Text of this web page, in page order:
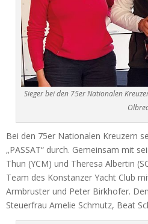
Sieger bei den 75er Nationalen
Bei den 75er Nationalen Kreuzern
„PASSAT“ durch. Gemeinsam mit
Thun (YCM) und Theresa Albertin
Team des Konstanzer Yacht Club
Armbruster und Peter Birkhofer.
Steuerfrau Amelie Schmutz, Beat